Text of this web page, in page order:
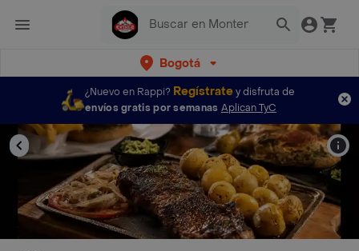
Bogotá
¿Nuevo en Rappi? Regístratey disfruta de
envíos gratis por semanas Aplican TyC